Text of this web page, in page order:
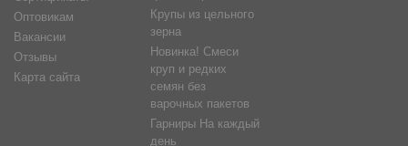
Оптовикам
Вакансии
Отзывы
Карта сайта
Крупы из цельного
зерна
Новинка! Смеси
круп и редких
семян без
варочных пакетов
Гарниры На каждый
день